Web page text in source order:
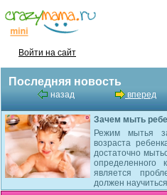
Войти на сайт
Последняя новость
назад вперед
Зачем мыть
Режим мытья
возраста
достаточно
определенного
является
должен